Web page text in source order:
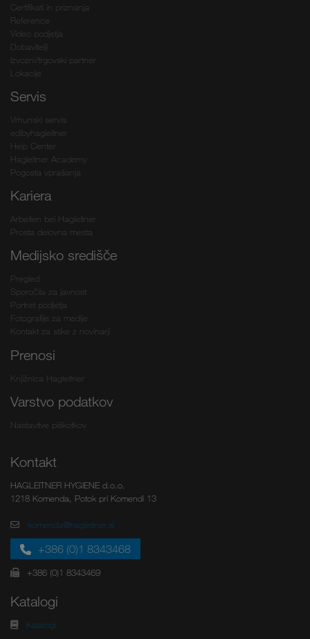
Certifikati in priznanja
Reference
Video podjetja
Dobavitelji
Izvozni/trgovski partner
Lokacije
Servis
Vrhunski servis
edibyhagleitner
Help Center
Hagleitner Academy
Pogosta vprašanja
Kariera
Arbeiten bei Hagleitner
Prosta delovna mesta
Medijsko središče
Pregled
Sporočila za javnost
Portret podjetja
Fotografije za medije
Kontakt za stike z novinarji
Prenosi
Knjižnica Hagleitner
Varstvo podatkov
Nastavitve piškotkov
Kontakt
HAGLEITNER HYGIENE d.o.o.
1218 Komenda, Potok pri Komendi 13
komenda@hagleitner.si
+386 (0)1 8343468
+386 (0)1 8343469
Katalogi
Katalogi